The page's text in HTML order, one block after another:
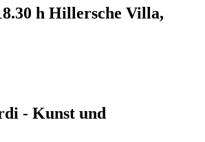
h Hillersche Villa,
- Kunst und